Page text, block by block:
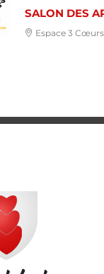
SALON DES
Espace 3 Cœurs